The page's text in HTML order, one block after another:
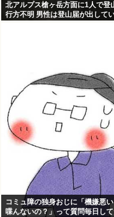
北アルプス槍ヶ岳方面に1人で
行方不明 男性は登山届が出して
コミュ障の独身おじに「機嫌悪
喋んないの？」って質問毎日し